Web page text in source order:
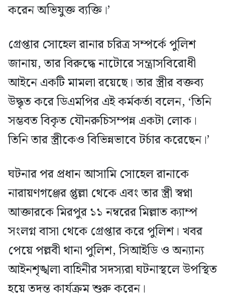
করেন অভিযুক্ত ব্যক্তি।’
গ্রেপ্তার সোহেল রানার চরিত্র সম্পর্কে পুলিশ
জানায়, তার বিরুদ্ধে নাটোরে সন্ত্রাসবিরোধী
আইনে একটি মামলা রয়েছে। তার স্ত্রীর বক্তব্য
উদ্ধৃত করে ডিএমপির এই কর্মকর্তা বলেন, ‘তিনি
সম্ভবত বিকৃত যৌনরুচিসম্পন্ন একটা লোক।
তিনি তার স্ত্রীকেও বিভিন্নভাবে টর্চার করেছেন।’
ঘটনার পর প্রধান আসামি সোহেল রানাকে
নারায়ণগঞ্জের প্তুল্লা থেকে এবং তার স্ত্রী স্বপ্না
আক্তারকে মিরপুর ১১ নম্বরের মিল্লাত ক্যাম্প
সংলগ্ন বাসা থেকে গ্রেপ্তার করে পুলিশ। খবর
পেয়ে পল্লবী থানা পুলিশ, সিআইডি ও অন্যান্য
আইনশৃঙ্খলা বাহিনীর সদস্যরা ঘটনাস্থলে উপস্থিত
হয়ে তদন্ত কার্যক্রম শুরু করেন।